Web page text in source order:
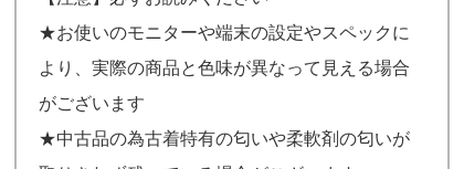
★お使いのモニターや端末の設定やスペックに
より、実際の商品と色味が異なって見える場合
がございます
★中古品の為古着特有の匂いや柔軟剤の匂いが